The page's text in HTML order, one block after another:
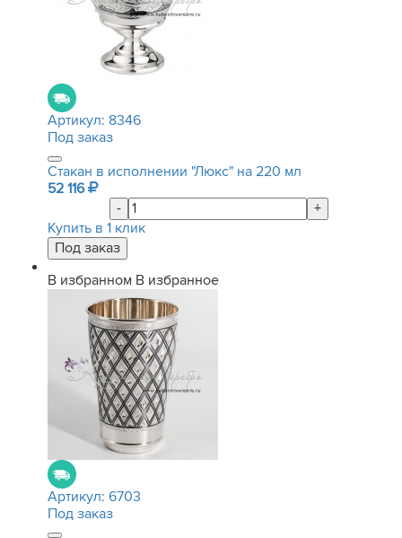
Артикул: 8346
Под заказ
Стакан в исполнении "Люкс" на 220 мл
52 116
-
+
Купить в 1 клик
В избранном В избранное
Артикул: 6703
Под заказ